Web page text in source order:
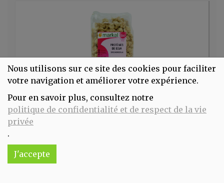
Nous utilisons sur ce site des cookies pour faciliter
votre navigation et améliorer votre expérience.
Pour en savoir plus, consultez notre
politique de confidentialité et de respect de la vie
privée
.
J'accepte
Protéïne de soja fin 175g Markal
3.15€/pc
Réception souhaitée le